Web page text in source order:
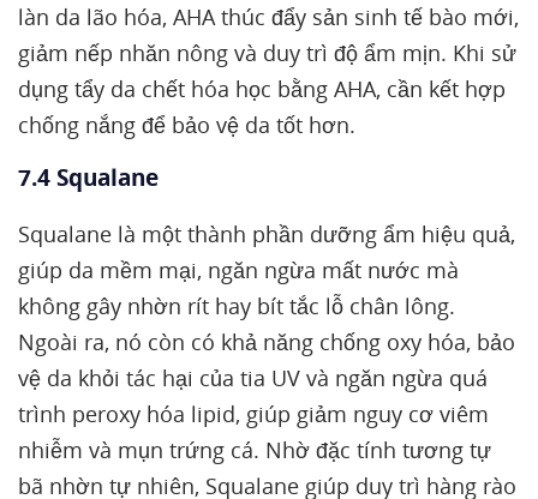
làn da lão hóa, AHA thúc đẩy sản sinh tế bào mới,
giảm nếp nhăn nông và duy trì độ ẩm mịn. Khi sử
dụng tẩy da chết hóa học bằng AHA, cần kết hợp
chống nắng để bảo vệ da tốt hơn.
7.4 Squalane
Squalane là một thành phần dưỡng ẩm hiệu quả,
giúp da mềm mại, ngăn ngừa mất nước mà
không gây nhờn rít hay bít tắc lỗ chân lông.
Ngoài ra, nó còn có khả năng chống oxy hóa, bảo
vệ da khỏi tác hại của tia UV và ngăn ngừa quá
trình peroxy hóa lipid, giúp giảm nguy cơ viêm
nhiễm và mụn trứng cá. Nhờ đặc tính tương tự
bã nhờn tự nhiên, Squalane giúp duy trì hàng rào